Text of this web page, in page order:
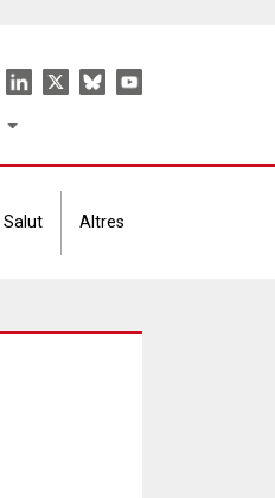
Icon
menu
Salut Altres